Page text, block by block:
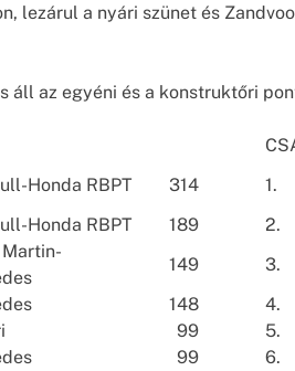
lezárul a nyári szünet és
áll az egyéni és a konstruktőri
Honda RBPT 314 1.
Honda RBPT 189 2.
149 3.
148 4.
99 5.
99 6.